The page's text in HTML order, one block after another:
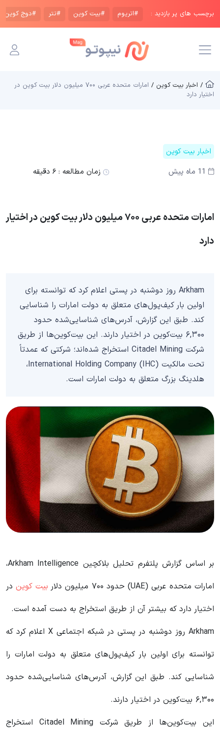
برچسب های پر بازدید : #اتریوم #بیت کوین #تتر #دوج کوین
/ اخبار بیت کوین /
امارات متحده عربی ۷۰۰ میلیون دلار بیت کوین در
اختیار دارد
اخبار بیت کوین
11 ماه پیش
زمان مطالعه : ۶ دقیقه
امارات متحده عربی ۷۰۰ میلیون دلار بیت کوین در اختیار
دارد
Arkham روز دوشنبه در پستی اعلام کرد که توانسته برای
اولین بار کیف‌پول‌های متعلق به دولت امارات را شناسایی
کند. طبق این گزارش، آدرس‌های شناسایی‌شده حدود
۶,۳۰۰ بیت‌کوین در اختیار دارند. این بیت‌کوین‌ها از طریق
شرکت Citadel Mining استخراج شده‌اند؛ شرکتی که عمدتاً
تحت مالکیت International Holding Company (IHC)،
هلدینگ بزرگ متعلق به دولت امارات است.
بر اساس گزارش پلتفرم تحلیل بلاکچین Arkham Intelligence،
امارات متحده عربی (UAE) حدود ۷۰۰ میلیون دلار
بیت کویندر
اختیار دارد که بیشتر آن از طریق استخراج به دست آمده است.
Arkham روز دوشنبه در پستی در شبکه اجتماعی X اعلام کرد که
توانسته برای اولین بار کیف‌پول‌های متعلق به دولت امارات را
شناسایی کند. طبق این گزارش، آدرس‌های شناسایی‌شده حدود
۶,۳۰۰ بیت‌کوین در اختیار دارند.
این بیت‌کوین‌ها از طریق شرکت Citadel Mining استخراج